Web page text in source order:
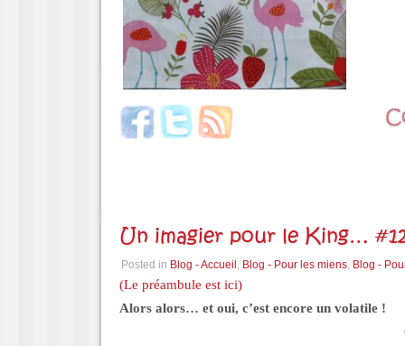
Un imagier pour le King…
Posted in Blog - Accueil , Blog - Pour les miens, Blog -
(Le préambule est ici)
Alors alors… et oui, c’est encore un volatile !